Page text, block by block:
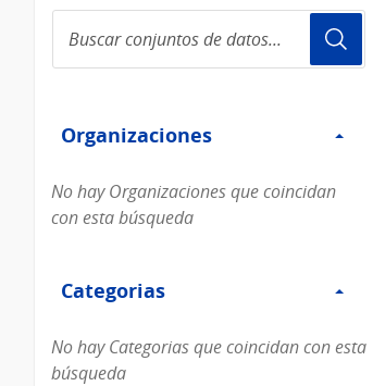
conjuntos
de
Organizaciones
Organizaciones
No hay Organizaciones que coincidan
con esta búsqueda
Categorias
Categorias
No hay Categorias que coincidan con esta
búsqueda